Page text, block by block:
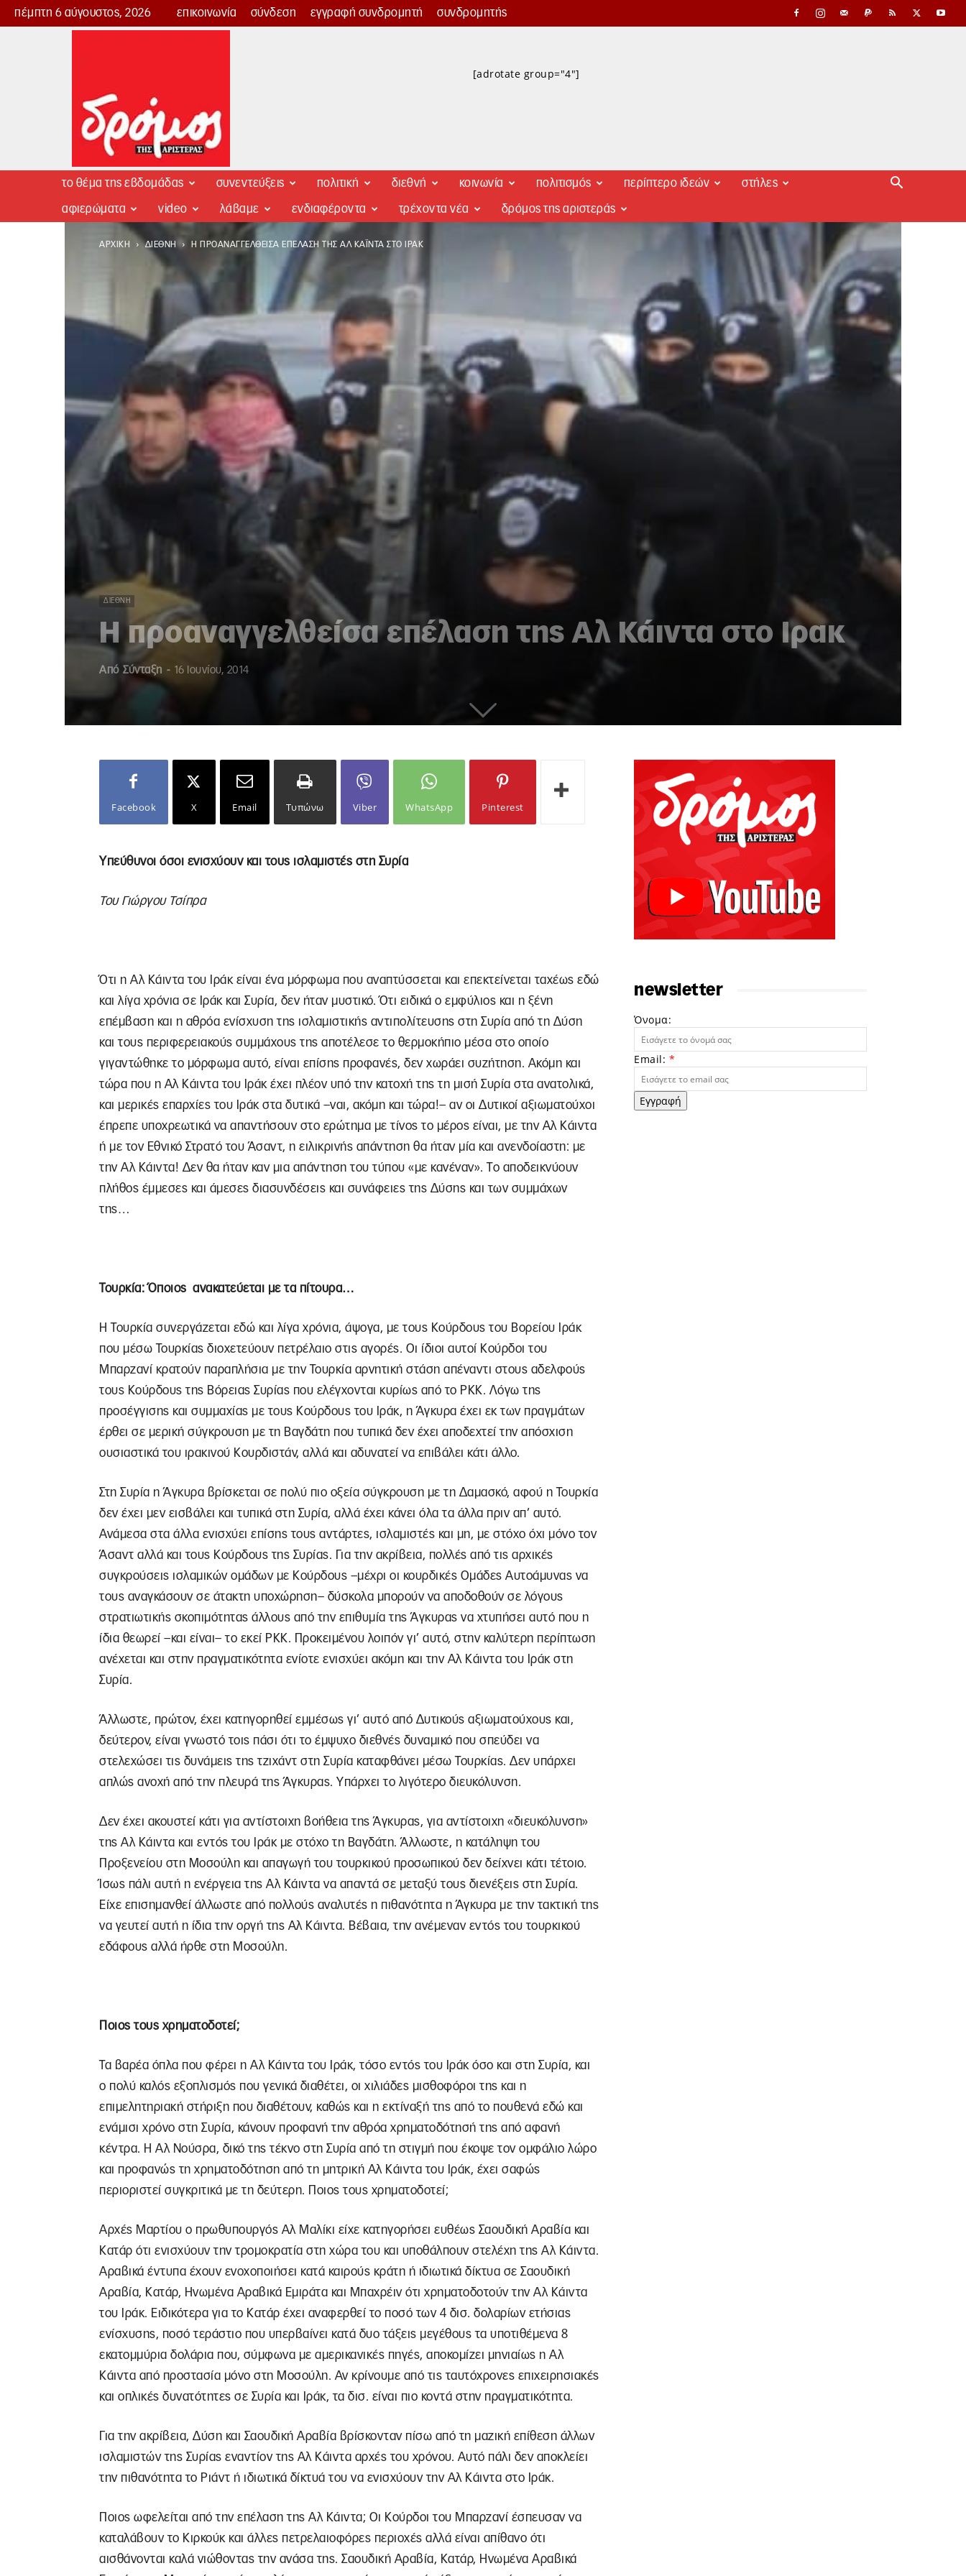
πέμπτη 6 αύγουστος, 2026 επικοινωνία σύνδεση εγγραφή συνδρομητή συνδρομητής
Δρόμος
[adrotate group="4"]
το θέμα της εβδομάδας συνεντεύξεις πολιτική διεθνή κοινωνία πολιτισμός περίπτερο ιδεών στήλες
αφιερώματα video λάβαμε ενδιαφέροντα τρέχοντα νέα δρόμος της αριστεράς
ΑΡΧΙΚΉ ΔΙΕΘΝΉ Η ΠΡΟΑΝΑΓΓΕΛΘΕΊΣΑ ΕΠΈΛΑΣΗ ΤΗΣ ΑΛ ΚΆΙΝΤΑ ΣΤΟ ΙΡΑΚ
ΔΙΕΘΝΉ
Η προαναγγελθείσα επέλαση της Αλ Κάιντα στο Ιρακ
Από Σύνταξη - 16 Ιουνίου, 2014
Facebook X Email Τυπώνω Viber WhatsApp Pinterest
Υπεύθυνοι όσοι ενισχύουν και τους ισλαμιστές στη Συρία
Του Γιώργου Τσίπρα
Ότι η Αλ Κάιντα του Ιράκ είναι ένα μόρφωμα που αναπτύσσεται και επεκτείνεται ταχέως εδώ
και λίγα χρόνια σε Ιράκ και Συρία, δεν ήταν μυστικό. Ότι ειδικά ο εμφύλιος και η ξένη
επέμβαση και η αθρόα ενίσχυση της ισλαμιστικής αντιπολίτευσης στη Συρία από τη Δύση
και τους περιφερειακούς συμμάχους της αποτέλεσε το θερμοκήπιο μέσα στο οποίο
γιγαντώθηκε το μόρφωμα αυτό, είναι επίσης προφανές, δεν χωράει συζήτηση. Ακόμη και
τώρα που η Αλ Κάιντα του Ιράκ έχει πλέον υπό την κατοχή της τη μισή Συρία στα ανατολικά,
και μερικές επαρχίες του Ιράκ στα δυτικά –ναι, ακόμη και τώρα!– αν οι Δυτικοί αξιωματούχοι
έπρεπε υποχρεωτικά να απαντήσουν στο ερώτημα με τίνος το μέρος είναι, με την Αλ Κάιντα
ή με τον Εθνικό Στρατό του Άσαντ, η ειλικρινής απάντηση θα ήταν μία και ανενδοίαστη: με
την Αλ Κάιντα! Δεν θα ήταν καν μια απάντηση του τύπου «με κανέναν». Tο αποδεικνύουν
πλήθος έμμεσες και άμεσες διασυνδέσεις και συνάφειες της Δύσης και των συμμάχων
της…
Τουρκία: Όποιος ανακατεύεται με τα πίτουρα…
Η Τουρκία συνεργάζεται εδώ και λίγα χρόνια, άψογα, με τους Κούρδους του Βορείου Ιράκ
που μέσω Τουρκίας διοχετεύουν πετρέλαιο στις αγορές. Οι ίδιοι αυτοί Κούρδοι του
Μπαρζανί κρατούν παραπλήσια με την Τουρκία αρνητική στάση απέναντι στους αδελφούς
τους Κούρδους της Βόρειας Συρίας που ελέγχονται κυρίως από το ΡΚΚ. Λόγω της
προσέγγισης και συμμαχίας με τους Κούρδους του Ιράκ, η Άγκυρα έχει εκ των πραγμάτων
έρθει σε μερική σύγκρουση με τη Βαγδάτη που τυπικά δεν έχει αποδεχτεί την απόσχιση
ουσιαστικά του ιρακινού Κουρδιστάν, αλλά και αδυνατεί να επιβάλει κάτι άλλο.
Στη Συρία η Άγκυρα βρίσκεται σε πολύ πιο οξεία σύγκρουση με τη Δαμασκό, αφού η Τουρκία
δεν έχει μεν εισβάλει και τυπικά στη Συρία, αλλά έχει κάνει όλα τα άλλα πριν απ’ αυτό.
Ανάμεσα στα άλλα ενισχύει επίσης τους αντάρτες, ισλαμιστές και μη, με στόχο όχι μόνο τον
Άσαντ αλλά και τους Κούρδους της Συρίας. Για την ακρίβεια, πολλές από τις αρχικές
συγκρούσεις ισλαμικών ομάδων με Κούρδους –μέχρι οι κουρδικές Ομάδες Αυτοάμυνας να
τους αναγκάσουν σε άτακτη υποχώρηση– δύσκολα μπορούν να αποδοθούν σε λόγους
στρατιωτικής σκοπιμότητας άλλους από την επιθυμία της Άγκυρας να χτυπήσει αυτό που η
ίδια θεωρεί –και είναι– το εκεί ΡΚΚ. Προκειμένου λοιπόν γι’ αυτό, στην καλύτερη περίπτωση
ανέχεται και στην πραγματικότητα ενίοτε ενισχύει ακόμη και την Αλ Κάιντα του Ιράκ στη
Συρία.
Άλλωστε, πρώτον, έχει κατηγορηθεί εμμέσως γι’ αυτό από Δυτικούς αξιωματούχους και,
δεύτερον, είναι γνωστό τοις πάσι ότι το έμψυχο διεθνές δυναμικό που σπεύδει να
στελεχώσει τις δυνάμεις της τζιχάντ στη Συρία καταφθάνει μέσω Τουρκίας. Δεν υπάρχει
απλώς ανοχή από την πλευρά της Άγκυρας. Υπάρχει το λιγότερο διευκόλυνση.
Δεν έχει ακουστεί κάτι για αντίστοιχη βοήθεια της Άγκυρας, για αντίστοιχη «διευκόλυνση»
της Αλ Κάιντα και εντός του Ιράκ με στόχο τη Βαγδάτη. Άλλωστε, η κατάληψη του
Προξενείου στη Μοσούλη και απαγωγή του τουρκικού προσωπικού δεν δείχνει κάτι τέτοιο.
Ίσως πάλι αυτή η ενέργεια της Αλ Κάιντα να απαντά σε μεταξύ τους διενέξεις στη Συρία.
Είχε επισημανθεί άλλωστε από πολλούς αναλυτές η πιθανότητα η Άγκυρα με την τακτική της
να γευτεί αυτή η ίδια την οργή της Αλ Κάιντα. Βέβαια, την ανέμεναν εντός του τουρκικού
εδάφους αλλά ήρθε στη Μοσούλη.
Ποιος τους χρηματοδοτεί;
Τα βαρέα όπλα που φέρει η Αλ Κάιντα του Ιράκ, τόσο εντός του Ιράκ όσο και στη Συρία, και
ο πολύ καλός εξοπλισμός που γενικά διαθέτει, οι χιλιάδες μισθοφόροι της και η
επιμελητηριακή στήριξη που διαθέτουν, καθώς και η εκτίναξή της από το πουθενά εδώ και
ενάμισι χρόνο στη Συρία, κάνουν προφανή την αθρόα χρηματοδότησή της από αφανή
κέντρα. Η Αλ Νούσρα, δικό της τέκνο στη Συρία από τη στιγμή που έκοψε τον ομφάλιο λώρο
και προφανώς τη χρηματοδότηση από τη μητρική Αλ Κάιντα του Ιράκ, έχει σαφώς
περιοριστεί συγκριτικά με τη δεύτερη. Ποιος τους χρηματοδοτεί;
Αρχές Μαρτίου ο πρωθυπουργός Αλ Μαλίκι είχε κατηγορήσει ευθέως Σαουδική Αραβία και
Κατάρ ότι ενισχύουν την τρομοκρατία στη χώρα του και υποθάλπουν στελέχη της Αλ Κάιντα.
Αραβικά έντυπα έχουν ενοχοποιήσει κατά καιρούς κράτη ή ιδιωτικά δίκτυα σε Σαουδική
Αραβία, Κατάρ, Ηνωμένα Αραβικά Εμιράτα και Μπαχρέιν ότι χρηματοδοτούν την Αλ Κάιντα
του Ιράκ. Ειδικότερα για το Κατάρ έχει αναφερθεί το ποσό των 4 δισ. δολαρίων ετήσιας
ενίσχυσης, ποσό τεράστιο που υπερβαίνει κατά δυο τάξεις μεγέθους τα υποτιθέμενα 8
εκατομμύρια δολάρια που, σύμφωνα με αμερικανικές πηγές, αποκομίζει μηνιαίως η Αλ
Κάιντα από προστασία μόνο στη Μοσούλη. Αν κρίνουμε από τις ταυτόχρονες επιχειρησιακές
και οπλικές δυνατότητες σε Συρία και Ιράκ, τα δισ. είναι πιο κοντά στην πραγματικότητα.
Για την ακρίβεια, Δύση και Σαουδική Αραβία βρίσκονταν πίσω από τη μαζική επίθεση άλλων
ισλαμιστών της Συρίας εναντίον της Αλ Κάιντα αρχές του χρόνου. Αυτό πάλι δεν αποκλείει
την πιθανότητα το Ριάντ ή ιδιωτικά δίκτυά του να ενισχύουν την Αλ Κάιντα στο Ιράκ.
Ποιος ωφελείται από την επέλαση της Αλ Κάιντα; Οι Κούρδοι του Μπαρζανί έσπευσαν να
καταλάβουν το Κιρκούκ και άλλες πετρελαιοφόρες περιοχές αλλά είναι απίθανο ότι
αισθάνονται καλά νιώθοντας την ανάσα της. Σαουδική Αραβία, Κατάρ, Ηνωμένα Αραβικά
newsletter
Όνομα:
Email: *
Εγγραφή